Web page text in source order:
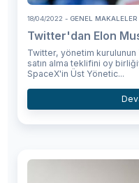
18/04/2022 - GENEL MAKALELER
Twitter'dan Elon
Twitter, yönetim kurulunun
satın alma teklifini oy
SpaceX'in Üst Yönetic...